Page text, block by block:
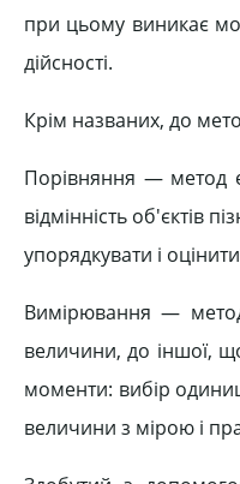
при цьому виникає
дійсності.
Крім названих, до
Порівняння — метод
відмінність об'єктів
упорядкувати і оцінити
Вимірювання —
величини, до іншої,
моменти: вибір
величини з мірою і